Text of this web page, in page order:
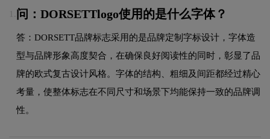
问：DORSETTlogo使用的是什么字体？
答：DORSETT品牌标志采用的是品牌定制字标设计，字体造
型与品牌形象高度契合，在确保良好阅读性的同时，彰显了品
牌的欧式复古设计风格。字体的结构、粗细及间距都经过精心
考量，使整体标志在不同尺寸和场景下均能保持一致的品牌调
性。